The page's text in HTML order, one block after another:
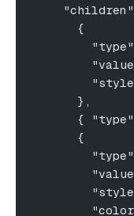
      {
      },
{
      {